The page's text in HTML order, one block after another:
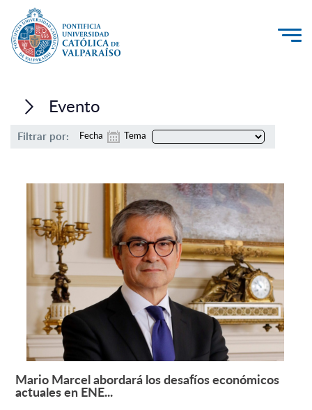
Investigación, Creación e Innovación
PUCV Internacional
Admisión
Pregrado
Postgrado
Formación Continua
Estudiantes
Académicos
Evento
Filtrar por: Fecha Tema
Leer más +
Mario Marcel abordará los desafíos económicos
actuales en ENE...